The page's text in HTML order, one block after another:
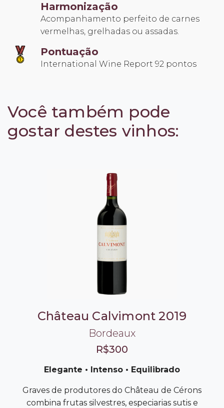
Harmonização
Acompanhamento perfeito de carnes
vermelhas, grelhadas ou assadas.
Pontuação
International Wine Report 92 pontos
Você também pode
gostar destes vinhos:
Château Calvimont 2019
Bordeaux
R$300
Elegante • Intenso • Equilibrado
Graves de produtores do Château de Cérons
combina frutas silvestres, especiarias sutis e